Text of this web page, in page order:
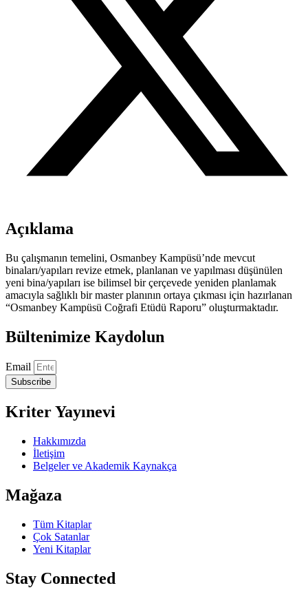
Açıklama
Bu çalışmanın temelini, Osmanbey Kampüsü’nde mevcut
binaları/yapıları revize etmek, planlanan ve yapılması düşünülen
yeni bina/yapıları ise bilimsel bir çerçevede yeniden planlamak
amacıyla sağlıklı bir master planının ortaya çıkması için hazırlanan
“Osmanbey Kampüsü Coğrafi Etüdü Raporu” oluşturmaktadır.
Bültenimize Kaydolun
Email
Subscribe
Kriter Yayınevi
Hakkımızda
İletişim
Belgeler ve Akademik Kaynakça
Mağaza
Tüm Kitaplar
Çok Satanlar
Yeni Kitaplar
Stay Connected